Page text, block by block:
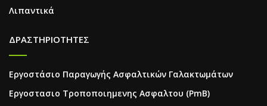
Λιπαντικά
ΔΡΑΣΤΗΡΙΟΤΗΤΕΣ
Εργοστάσιο Παραγωγής Ασφαλτικών Γαλακτωμάτων
Εργοστασιο Τροποποιημενης Ασφαλτου (PmB)